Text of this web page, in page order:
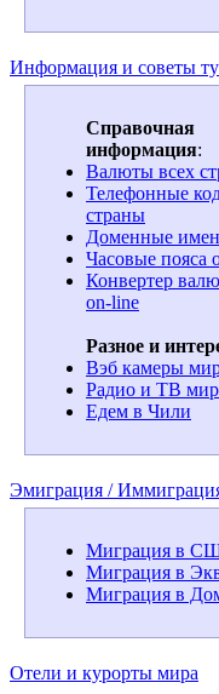
Информация и советы
Справочная
информация:
Валюты всех
Телефонные
страны
Доменные
Часовые пояса
Конвертер
on-line
Разное и
Вэб камеры
Радио и ТВ
Едем в Чили
Эмиграция /
Миграция в
Миграция в
Миграция в
Отели и курорты мира